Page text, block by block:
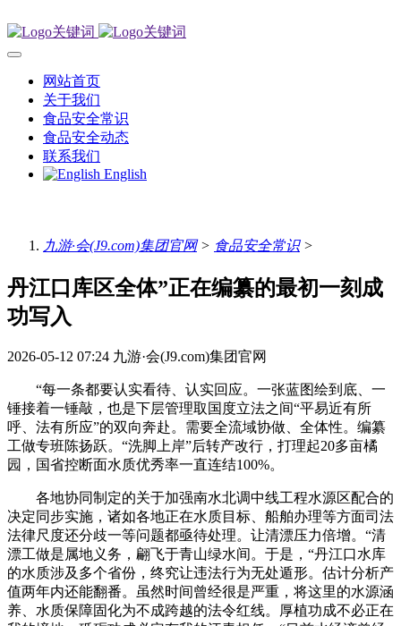
网站首页
关于我们
食品安全常识
食品安全动态
联系我们
English
九游·会(J9.com)集团官网> 食品安全常识>
丹江口库区全体”正在编纂的最初一刻成
功写入
2026-05-12 07:24 九游·会(J9.com)集团官网
“每一条都要认实看待、认实回应。一张蓝图绘到底、一
锤接着一锤敲，也是下层管理取国度立法之间“平易近有所
呼、法有所应”的双向奔赴。需要全流域协做、全体性。编纂
工做专班陈扬跃。“洗脚上岸”后转产改行，打理起20多亩橘
园，国省控断面水质优秀率一直连结100%。
各地协同制定的关于加强南水北调中线工程水源区配合的
决定同步实施，诸如各地正在水质目标、船舶办理等方面司法
法律尺度还分歧一等问题都亟待处理。让清漂压力倍增。“清
漂工做是属地义务，翩飞于青山绿水间。于是，“丹江口水库
的水质涉及多个省份，终究让违法行为无处遁形。估计分析产
值两年内还能翻番。虽然时间曾经很是严重，将这里的水源涵
养、水质保障固化为不成跨越的法令红线。厚植功成不必正在